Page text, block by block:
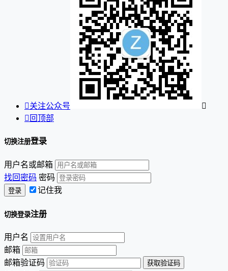
关注公众号

 回顶部
切换注册登录
用户名或邮箱
找回密码 密码
记住我
切换登录注册
用户名
邮箱
邮箱验证码